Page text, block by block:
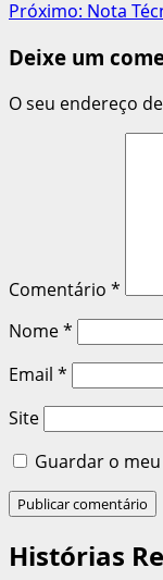
de
artigos
Próximo: Nota
Deixe um
O seu endereço
Comentário *
Nome*
Email *
Site
Guardar o
Histórias